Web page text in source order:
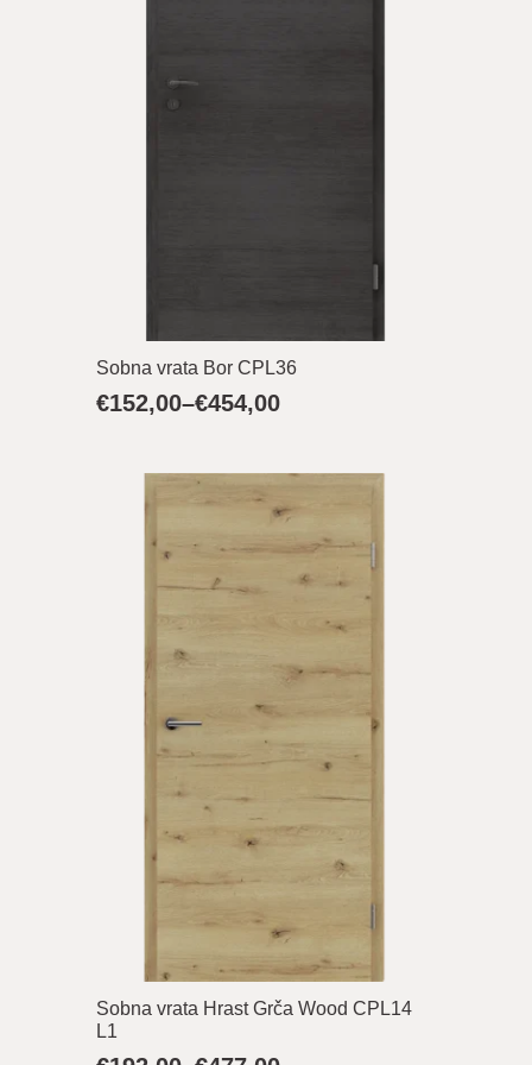
Sobna vrata Bor CPL36
€152,00–€454,00
Raspon
€152,00
€454,00
Sobna vrata Hrast Grča Wood CPL14
L1